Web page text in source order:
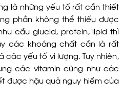
là những yếu tố rất cần thiết
phần không thể thiếu được
cầu glucid, protein, lipid thì
các khoáng chất cần là rất
yếu tố vi lượng. Tuy nhiên,
các vitamin cũng như các
được hậu quả nguy hiểm của